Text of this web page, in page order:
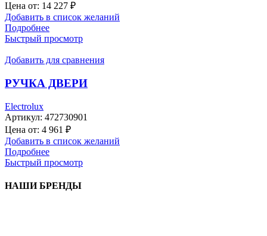
Цена от: 14 227 ₽
Добавить в список желаний
Подробнее
Быстрый просмотр
Добавить для сравнения
РУЧКА ДВЕРИ
Electrolux
Артикул: 472730901
Цена от: 4 961 ₽
Добавить в список желаний
Подробнее
Быстрый просмотр
НАШИ БРЕНДЫ